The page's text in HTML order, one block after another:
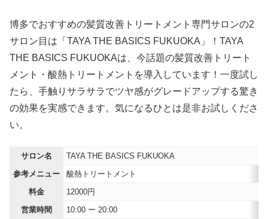
博多でおすすめの髪質改善トリートメント専門サロンの2
サロン目は「TAYA THE BASICS FUKUOKA」！TAYA
THE BASICS FUKUOKAは、今話題の髪質改善トリート
メント・酸熱トリートメントを導入しています！一度試し
たら、手触りサラサラでツヤ感がグレードアップする驚き
の効果を実感できます。気になるひとは是非お試しくださ
い。
サロン名
TAYA THE BASICS FUKUOKA
参考メニュー
酸熱トリートメント
料金
12000円
営業時間
10:00 ー 20:00